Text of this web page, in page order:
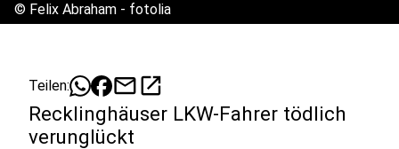
© Felix Abraham - fotolia
Teilen: mailopen_in_new
Recklinghäuser LKW-Fahrer tödlich
verunglückt